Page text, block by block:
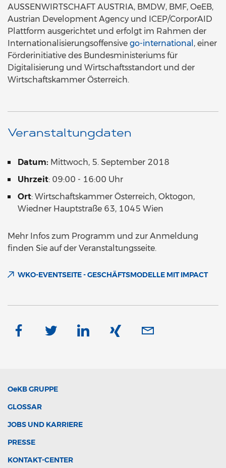
AUSSENWIRTSCHAFT AUSTRIA, BMDW, BMF, OeEB,
Austrian Development Agency und ICEP/CorporAID
Plattform ausgerichtet und erfolgt im Rahmen der
Internationalisierungsoffensive go-international , einer
Förderinitiative des Bundesministeriums für
Digitalisierung und Wirtschaftsstandort und der
Wirtschaftskammer Österreich.
Veranstaltungdaten
Datum: Mittwoch, 5. September 2018
Uhrzeit: 09:00 - 16:00 Uhr
Ort: Wirtschaftskammer Österreich, Oktogon,
Wiedner Hauptstraße 63, 1045 Wien
Mehr Infos zum Programm und zur Anmeldung
finden Sie auf der Veranstaltungsseite.
WKO-EVENTSEITE - GESCHÄFTSMODELLE MIT IMPACT
OeKBGRUPPE
GLOSSAR
JOBS UND KARRIERE
PRESSE
KONTAKT-CENTER